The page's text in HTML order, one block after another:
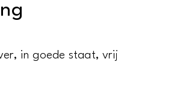
Brown-
in goede staat, vrij